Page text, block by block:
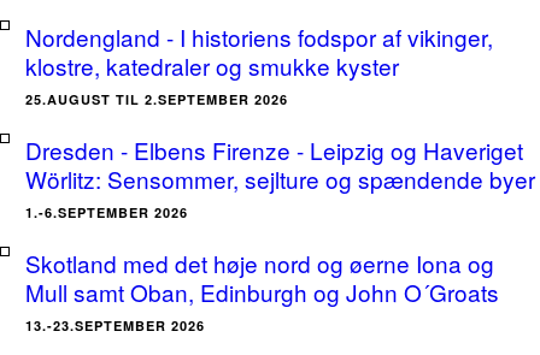
Nordengland - I historiens fodspor af vikinger,
klostre, katedraler og smukke kyster
25.AUGUST TIL 2.SEPTEMBER 2026
Dresden - Elbens Firenze - Leipzig og Haveriget
Wörlitz: Sensommer, sejlture og spændende byer
1.-6.SEPTEMBER 2026
Skotland med det høje nord og øerne Iona og
Mull samt Oban, Edinburgh og John O´Groats
13.-23.SEPTEMBER 2026